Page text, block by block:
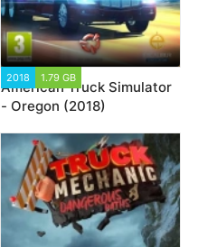
2018 1.79 GB
American Truck Simulator
- Oregon (2018)